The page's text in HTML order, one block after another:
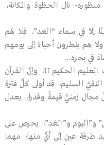
نال الحظوة والمكانة،
إلاَّ في سماء “الغد”، فلا هُم
هم ينظرون أحيانا إلى يومهم
في بحره…
لئن كان كلُّ أولئك كذلك، فإنَّ الربَّ العليم الحكيم U، وإنَّ القرآن
النقيَّ السليم، قد أولى كلَّ فترة
زمنيٍّ قيمةً وقدرا، بعدل
و”اليوم و”الغد”، يحرص على
طرفة عين إلى أيٍّ منها، مهما